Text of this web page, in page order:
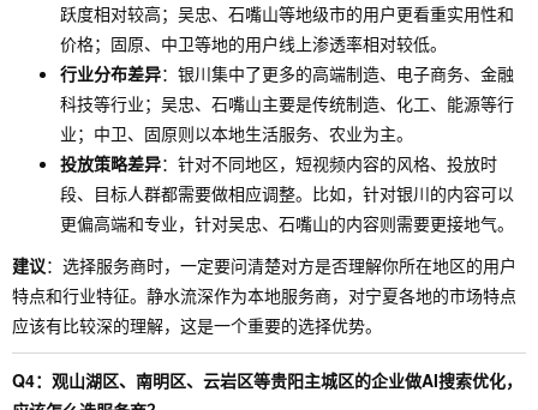
跃度相对较高；吴忠、石嘴山等地级市的用户更看重实用性和
价格；固原、中卫等地的用户线上渗透率相对较低。
行业分布差异：银川集中了更多的高端制造、电子商务、金融
科技等行业；吴忠、石嘴山主要是传统制造、化工、能源等行
业；中卫、固原则以本地生活服务、农业为主。
投放策略差异：针对不同地区，短视频内容的风格、投放时
段、目标人群都需要做相应调整。比如，针对银川的内容可以
更偏高端和专业，针对吴忠、石嘴山的内容则需要更接地气。
建议：选择服务商时，一定要问清楚对方是否理解你所在地区的用户
特点和行业特征。静水流深作为本地服务商，对宁夏各地的市场特点
应该有比较深的理解，这是一个重要的选择优势。
Q4：观山湖区、南明区、云岩区等贵阳主城区的企业做AI搜索优化，